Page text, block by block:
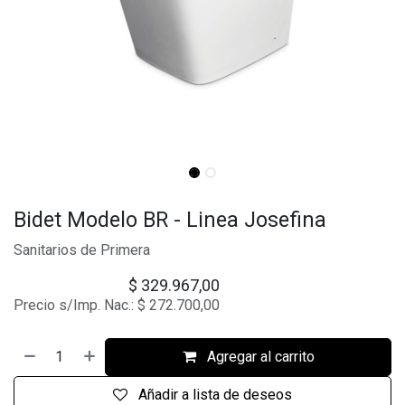
Bidet Modelo BR - Linea Josefina
Sanitarios de Primera
$ 329.967,00
Precio s/Imp. Nac.: $ 272.700,00
Agregar al carrito
Añadir a lista de deseos